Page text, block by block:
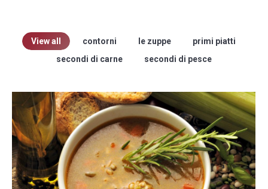
View all contorni le zuppe
primi piatti
secondi di carne
secondi di pesce